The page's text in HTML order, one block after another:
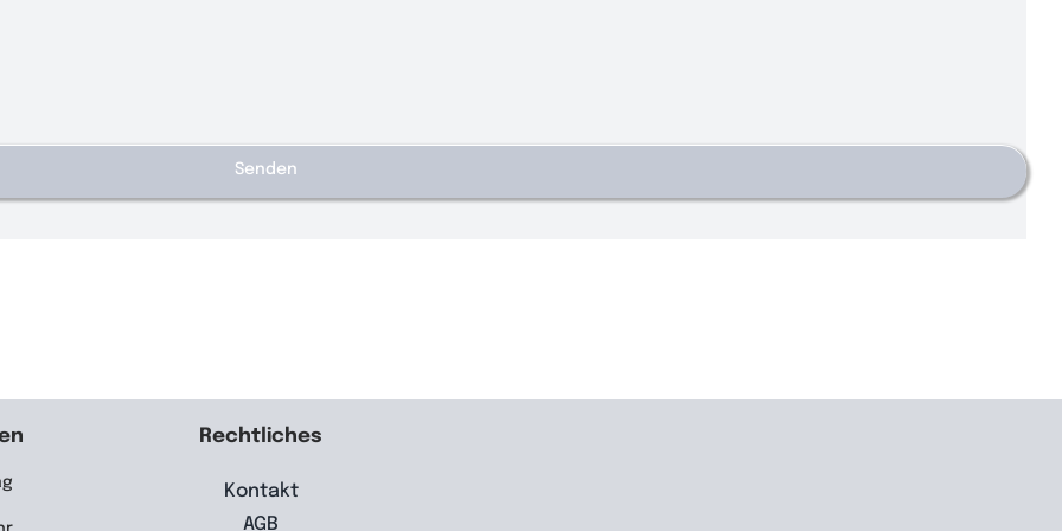
Senden
Rechtliches
Kontakt
AGB